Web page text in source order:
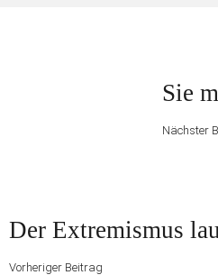
Sie
Nächster
Vorheriger
Beitrag
Der Extremismus
Vorheriger Beitrag